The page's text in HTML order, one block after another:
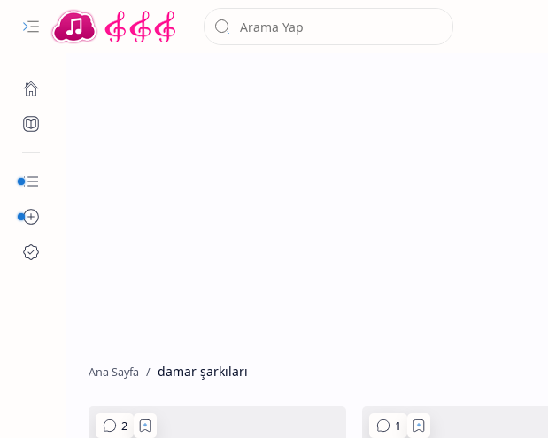
damar şarkıları